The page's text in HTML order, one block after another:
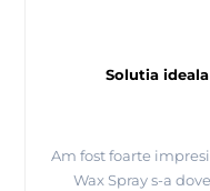
Solutia
Am fost foarte
Wax Spray s-a